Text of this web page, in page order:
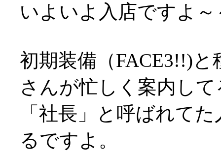
いよいよ入店ですよ～
初期装備（FACE3!!)
さんが忙しく案内して
「社長」と呼ばれて
るですよ。